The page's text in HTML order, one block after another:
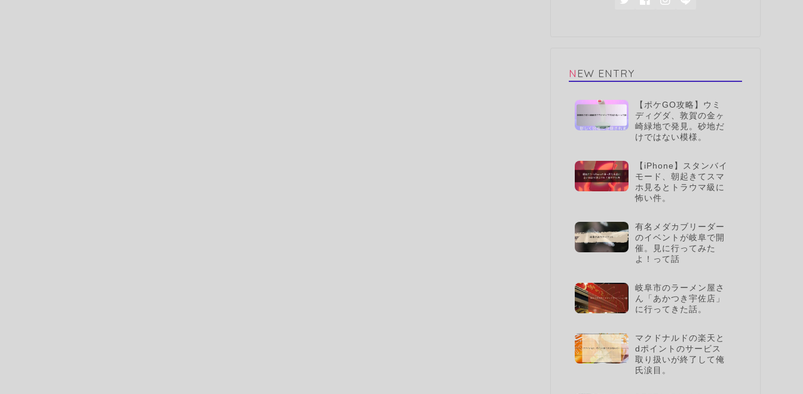
NEW ENTRY
【ポケGO攻略】ウミ
ディグダ、敦賀の金ヶ
崎緑地で発見。砂地だ
けではない模様。
【iPhone】スタンバイ
モード、朝起きてスマ
ホ見るとトラウマ級に
怖い件。
有名メダカブリーダー
のイベントが岐阜で開
催。見に行ってみた
よ！って話
岐阜市のラーメン屋さ
ん「あかつき宇佐店」
に行ってきた話。
マクドナルドの楽天と
dポイントのサービス
取り扱いが終了して俺
氏涙目。